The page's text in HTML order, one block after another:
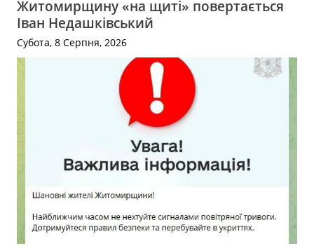
Житомирщину «на щиті» повертається
Іван Недашківський
Субота, 8 Серпня, 2026